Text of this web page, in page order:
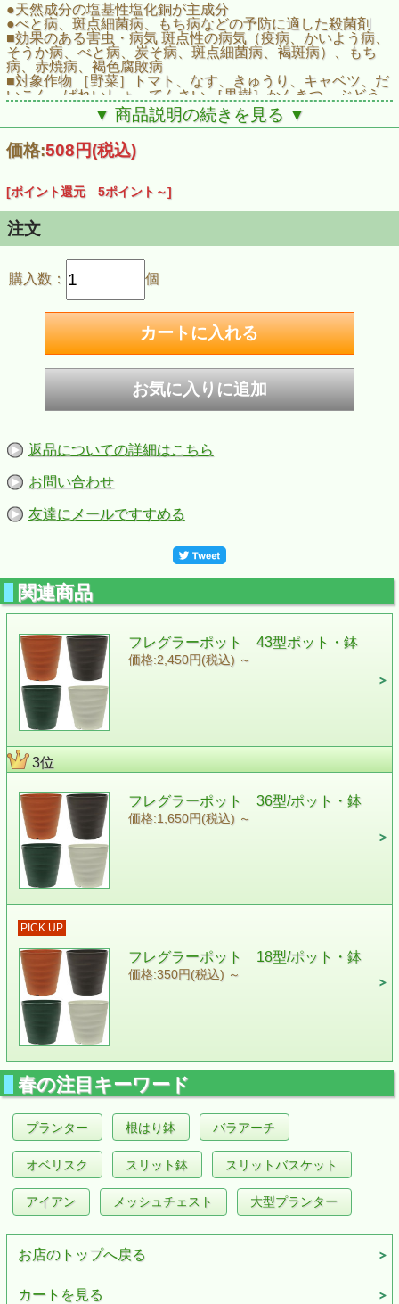
●天然成分の塩基性塩化銅が主成分
●べと病、斑点細菌病、もち病などの予防に適した殺菌剤
■効果のある害虫・病気 斑点性の病気（疫病、かいよう病、
そうか病、べと病、炭そ病、斑点細菌病、褐斑病）、もち
病、赤焼病、褐色腐敗病
■対象作物 ［野菜］トマト、なす、きゅうり、キャベツ、だ
いこん、ばれいしょ、てんさい ［果樹］かんきつ、ぶどう
［特用作物］茶▼ 商品説明の続きを見る ▼
価格:508円(税込)
[ポイント還元 5ポイント～]
注文
購入数： 個
返品についての詳細はこちら
お問い合わせ
友達にメールですすめる
関連商品
フレグラーポット 43型ポット・鉢
価格:2,450円(税込) ～
3位
フレグラーポット 36型/ポット・鉢
価格:1,650円(税込) ～
PICK UP
フレグラーポット 18型/ポット・鉢
価格:350円(税込) ～
春の注目キーワード
プランター 根はり鉢 バラアーチ
オベリスク スリット鉢 スリットバスケット
アイアン メッシュチェスト 大型プランター
お店のトップへ戻る
カートを見る